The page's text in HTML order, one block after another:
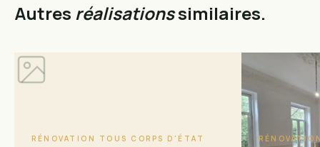
Autres réalisationssimilaires.
RÉNOVATION TOUS CORPS D'ÉTAT